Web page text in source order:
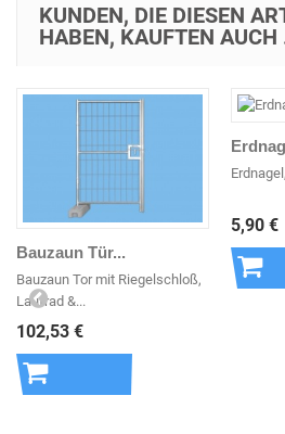
KUNDEN, DIE DIESEN
HABEN, KAUFTEN AUCH
Bauzaun Tür...
Bauzaun Tor mit Riegelschloß,
Laufrad &...
102,53 €
5,90 €